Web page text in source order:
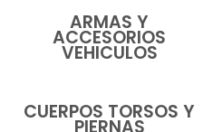
ARMAS Y
ACCESORIOS
VEHICULOS
CUERPOS TORSOS Y
PIERNAS